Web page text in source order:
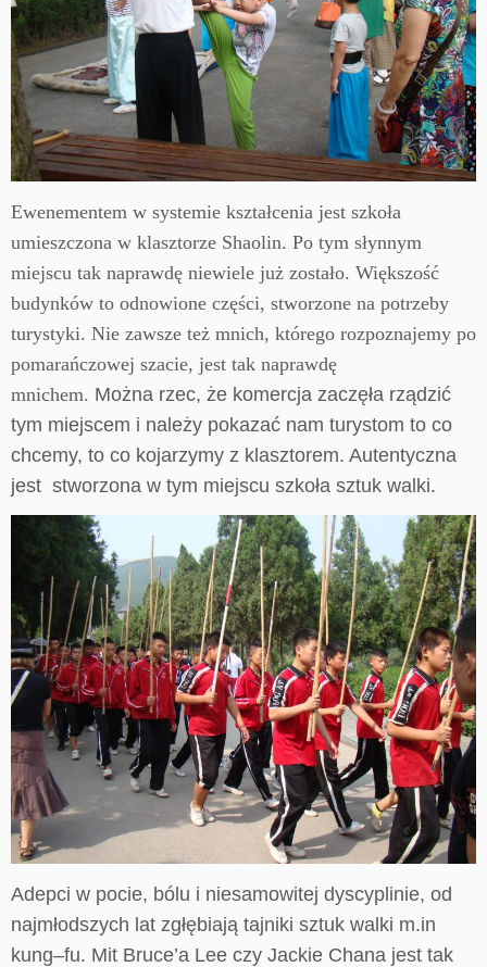
Ewenementem w systemie kształcenia jest szkoła
umieszczona w klasztorze Shaolin. Po tym słynnym
miejscu tak naprawdę niewiele już zostało. Większość
budynków to odnowione części, stworzone na potrzeby
turystyki. Nie zawsze też mnich, którego rozpoznajemy po
pomarańczowej szacie, jest tak naprawdę
mnichem. Można rzec, że komercja zaczęła rządzić
tym miejscem i należy pokazać nam turystom to co
chcemy, to co kojarzymy z klasztorem. Autentyczna
jest stworzona w tym miejscu szkoła sztuk walki.
Adepci w pocie, bólu i niesamowitej dyscyplinie, od
najmłodszych lat zgłębiają tajniki sztuk walki m.in
kung–fu. Mit Bruce’a Lee czy Jackie Chana jest tak